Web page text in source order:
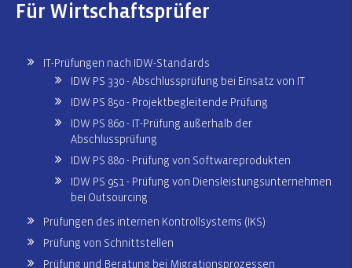
Für Wirtschaftsprüfer
IT-Prüfungen nach IDW-Standards
IDW PS 330 - Abschlussprüfung bei Einsatz von IT
IDW PS 850 - Projektbegleitende Prüfung
IDW PS 860 - IT-Prüfung außerhalb der
Abschlussprüfung
IDW PS 880 - Prüfung von Softwareprodukten
IDW PS 951 - Prüfung von Diensleistungsunternehmen
bei Outsourcing
Prüfungen des internen Kontrollsystems (IKS)
Prüfung von Schnittstellen
Prüfung und Beratung bei Migrationsprozessen